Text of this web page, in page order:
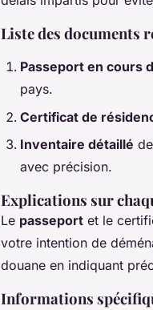
Liste des documents
Passeport en cours
pays.
Certificat de
Inventaire détaillé
avec précision.
Explications sur
Le passeport et le
votre intention de
douane en indiquant
Informations